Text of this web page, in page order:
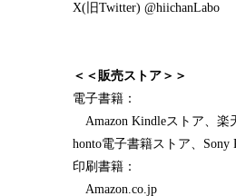
X(旧Twitter) @hiichanLabo
＜＜販売ストア＞＞
電子書籍：
Amazon Kindleストア、楽
honto電子書籍ストア、
印刷書籍：
Amazon.co.jp